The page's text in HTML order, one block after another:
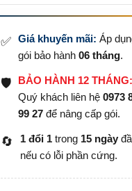
Huỳnh
trước
trước
✅ Giá khuyến mãi: Áp
gói bảo hành06 tháng.
🛡️
BẢO HÀNH 12 THÁNG:
Quý khách liên hệ0973
99 27 để nâng cấp gói.
🔄 1 đổi 1 trong 15 ngày
nếu có lỗi phần cứng.